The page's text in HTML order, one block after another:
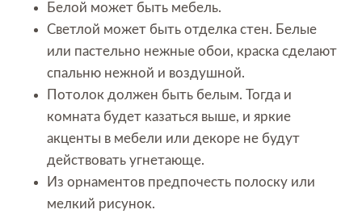
Белой может быть мебель.
Светлой может быть отделка стен. Белые
или пастельно нежные обои, краска сделают
спальню нежной и воздушной.
Потолок должен быть белым. Тогда и
комната будет казаться выше, и яркие
акценты в мебели или декоре не будут
действовать угнетающе.
Из орнаментов предпочесть полоску или
мелкий рисунок.